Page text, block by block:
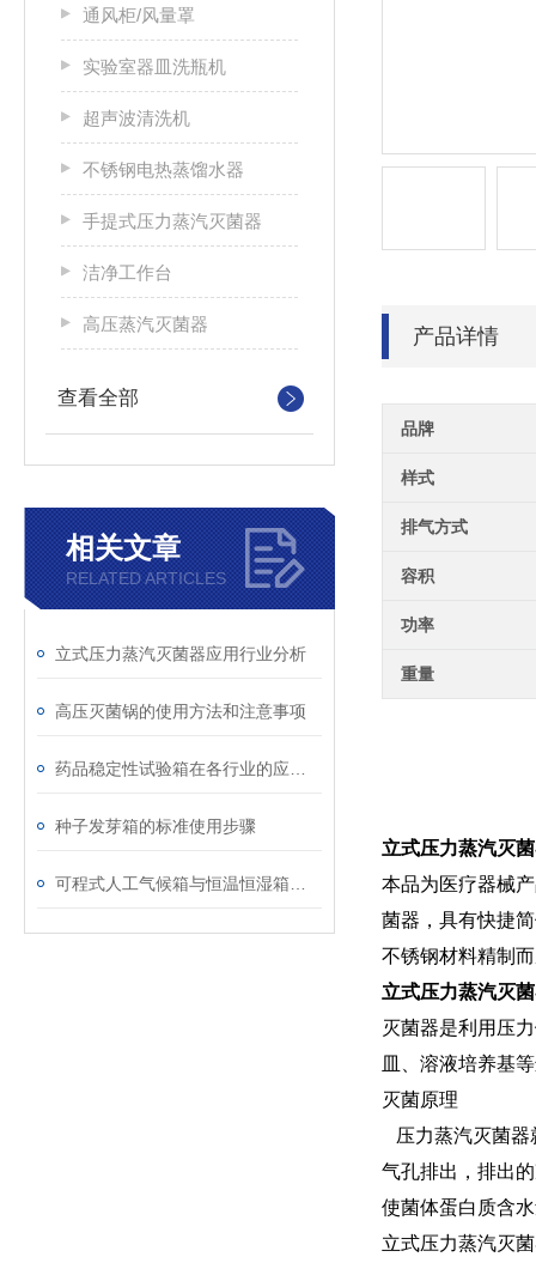
通风柜/风量罩
实验室器皿洗瓶机
超声波清洗机
不锈钢电热蒸馏水器
手提式压力蒸汽灭菌器
洁净工作台
高压蒸汽灭菌器
查看全部
相关文章
RELATED ARTICLES
立式压力蒸汽灭菌器应用行业分析
高压灭菌锅的使用方法和注意事项
种子发芽箱的标准使用步骤
产品详情
品牌
样式
排气方式
容积
功率
重量
立式压力蒸汽灭
本品为医疗器械
菌器，具有快捷
不锈钢材料精制
立式压力蒸汽灭
灭菌器是利用压
皿、溶液培养基
灭菌原理
压力蒸汽灭菌器
气孔排出，排出
使菌体蛋白质含
立式压力蒸汽灭